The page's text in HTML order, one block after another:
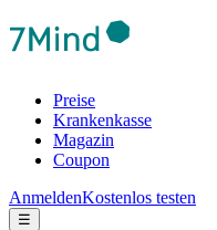
Preise
Krankenkasse
Magazin
Coupon
AnmeldenKostenlos testen
☰